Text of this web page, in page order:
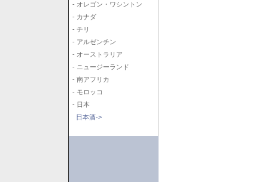
- オレゴン・ワシントン
- カナダ
- チリ
- アルゼンチン
- オーストラリア
- ニュージーランド
- 南アフリカ
- モロッコ
- 日本
日本酒->